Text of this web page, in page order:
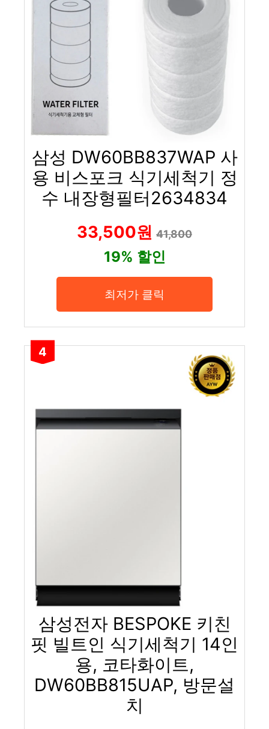
삼성 DW60BB837WAP 사
용 비스포크 식기세척기 정
수 내장형필터2634834
33,500원 41,800
19% 할인
최저가 클릭
4
삼성전자 BESPOKE 키친
핏 빌트인 식기세척기 14인
용, 코타화이트,
DW60BB815UAP, 방문설
치